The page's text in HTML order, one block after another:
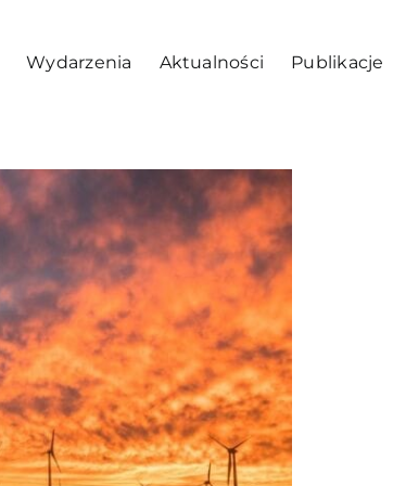
Wydarzenia Aktualności Publikacje